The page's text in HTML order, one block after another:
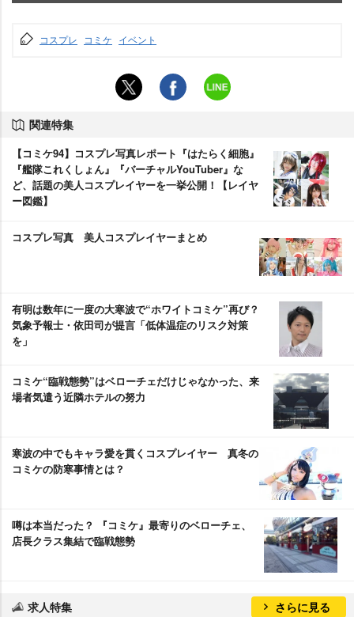
コスプレ コミケ イベント
関連特集
【コミケ94】コスプレ写真レポート『はたらく細胞』
『艦隊これくしょん』『バーチャルYouTuber』な
ど、話題の美人コスプレイヤーを一挙公開！【レイヤ
ー図鑑】
コスプレ写真 美人コスプレイヤーまとめ
有明は数年に一度の大寒波で“ホワイトコミケ”再び？
気象予報士・依田司が提言「低体温症のリスク対策
を」
コミケ“臨戦態勢”はベローチェだけじゃなかった、来
場者気遣う近隣ホテルの努力
寒波の中でもキャラ愛を貫くコスプレイヤー 真冬の
コミケの防寒事情とは？
噂は本当だった？ 『コミケ』最寄りのベローチェ、
店長クラス集結で臨戦態勢
求人特集 さらに見る